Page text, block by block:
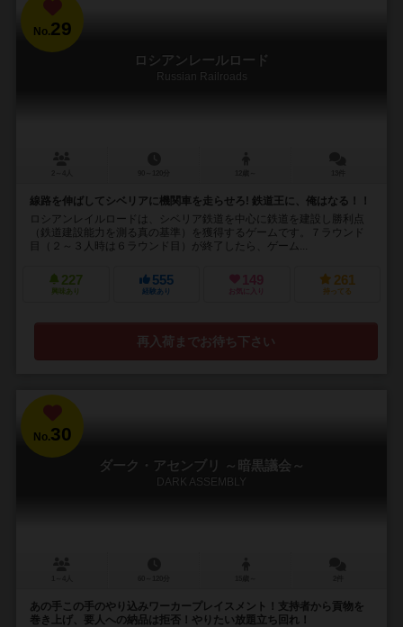
No.29
ロシアンレールロード
Russian Railroads
線路を伸ばしてシベリアに機関車を走らせろ! 鉄道王に、俺はなる！！
ロシアンレイルロードは、シベリア鉄道を中心に鉄道を建設し勝利点
（鉄道建設能力を測る真の基準）を獲得するゲームです。７ラウンド
目（２～３人時は６ラウンド目）が終了したら、ゲーム...
227
興味あり
555
経験あり
149
お気に入り
261
持ってる
再入荷までお待ち下さい
No.30
ダーク・アセンブリ ～暗黒議会～
DARK ASSEMBLY
あの手この手のやり込みワーカープレイスメント！支持者から貢物を
巻き上げ、要人への納品は拒否！やりたい放題立ち回れ！